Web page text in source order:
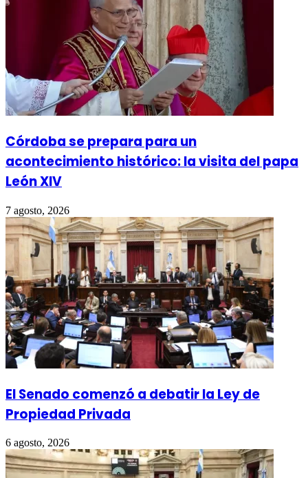
Córdoba se prepara para un
acontecimiento histórico: la visita del papa
León XIV
7 agosto, 2026
El Senado comenzó a debatir la Ley de
Propiedad Privada
6 agosto, 2026